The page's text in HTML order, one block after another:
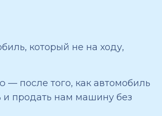
который не на ходу,
— после того, как автомобиль
и продать нам машину без